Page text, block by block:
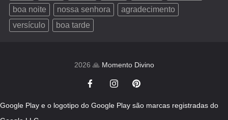
boa noite
nossa senhora
agradecimento
versículo
boa tarde
2026 🙏 Momento Divino
Google Play e o logotipo do Google Play são marcas registradas do